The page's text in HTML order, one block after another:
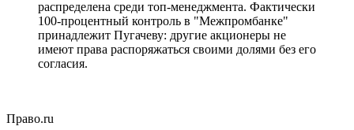
распределена среди топ-менеджмента. Фактически
100-процентный контроль в "Межпромбанке"
принадлежит Пугачеву: другие акционеры не
имеют права распоряжаться своими долями без его
согласия.
Право.ru